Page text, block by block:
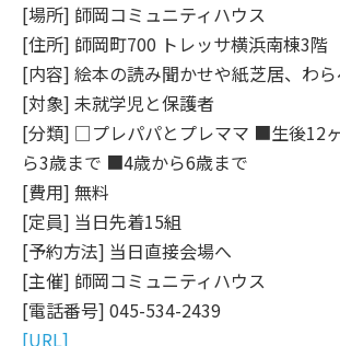
[場所] 師岡コミュニティハウス
[住所] 師岡町700 トレッサ横浜南棟3階
[内容] 絵本の読み聞かせや紙芝居、わら
[対象] 未就学児と保護者
[分類] □プレパパとプレママ ■生後12
ら3歳まで ■4歳から6歳まで
[費用] 無料
[定員] 当日先着15組
[予約方法] 当日直接会場へ
[主催] 師岡コミュニティハウス
[電話番号] 045-534-2439
[URL]